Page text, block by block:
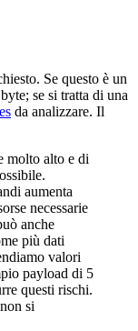
Se questo è un
se si tratta di una
da analizzare. Il
molto alto e di
aumenta
necessarie
anche
più dati
valori
payload di 5
questi rischi.
si